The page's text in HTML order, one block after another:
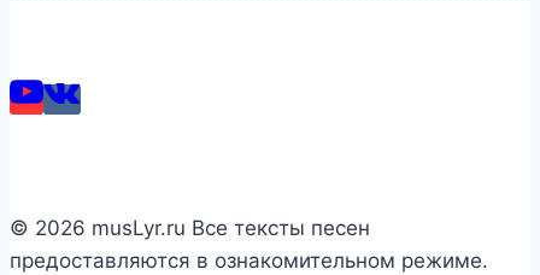
© 2026 musLyr.ru Все тексты песен
предоставляются в ознакомительном режиме.